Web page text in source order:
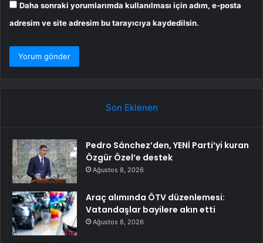
Daha sonraki yorumlarımda kullanılması için adım, e-posta
adresim ve site adresim bu tarayıcıya kaydedilsin.
Son Eklenen
Pedro Sánchez’den, YENİ Parti’yi kuran
Özgür Özel’e destek
Ağustos 8, 2026
Araç alımında ÖTV düzenlemesi:
Vatandaşlar bayilere akın etti
Ağustos 8, 2026